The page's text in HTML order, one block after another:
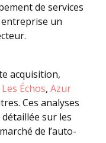
de services
un
acquisition,
Les Échos, Azur
Ces analyses
sur les
de l’auto-